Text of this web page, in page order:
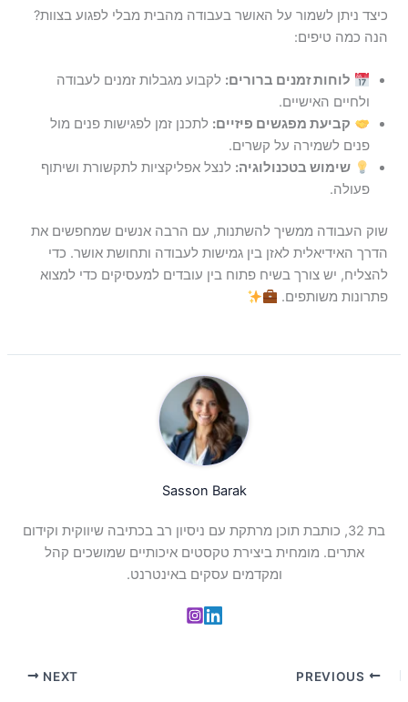
כיצד ניתן לשמור על האושר בעבודה מהבית מבלי לפגוע בצוות?
הנה כמה טיפים:
לוחות זמנים ברורים: לקבוע מגבלות זמנים לעבודה
ולחיים האישיים.
קביעת מפגשים פיזיים: לתכנן זמן לפגישות פנים מול
פנים לשמירה על קשרים.
שימוש בטכנולוגיה: לנצל אפליקציות לתקשורת ושיתוף
פעולה.
שוק העבודה ממשיך להשתנות, עם הרבה אנשים שמחפשים את
הדרך האידיאלית לאזן בין גמישות לעבודה ותחושת אושר. כדי
להצליח, יש צורך בשיח פתוח בין עובדים למעסיקים כדי למצוא
פתרונות משותפים.
Sasson Barak
בת 32, כותבת תוכן מרתקת עם ניסיון רב בכתיבה שיווקית וקידום
אתרים. מומחית ביצירת טקסטים איכותיים שמושכים קהל
ומקדמים עסקים באינטרנט.
NEXT